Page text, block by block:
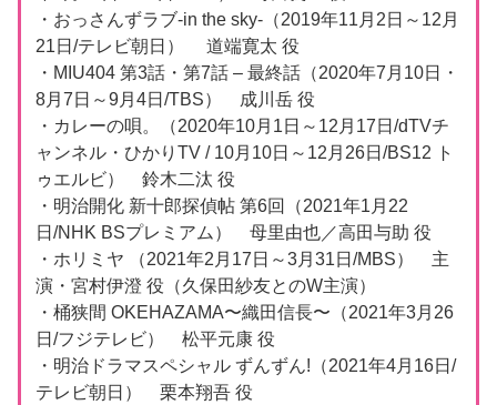
・おっさんずラブ-in the sky-（2019年11月2日～12月
21日/テレビ朝日） 道端寛太 役
・MIU404 第3話・第7話 – 最終話（2020年7月10日・
8月7日～9月4日/TBS） 成川岳 役
・カレーの唄。（2020年10月1日～12月17日/dTVチ
ャンネル・ひかりTV / 10月10日～12月26日/BS12 ト
ゥエルビ） 鈴木二汰 役
・明治開化 新十郎探偵帖 第6回（2021年1月22
日/NHK BSプレミアム） 母里由也／高田与助 役
・ホリミヤ （2021年2月17日～3月31日/MBS） 主
演・宮村伊澄 役（久保田紗友とのW主演）
・桶狭間 OKEHAZAMA〜織田信長〜（2021年3月26
日/フジテレビ） 松平元康 役
・明治ドラマスペシャル ずんずん!（2021年4月16日/
テレビ朝日） 栗本翔吾 役